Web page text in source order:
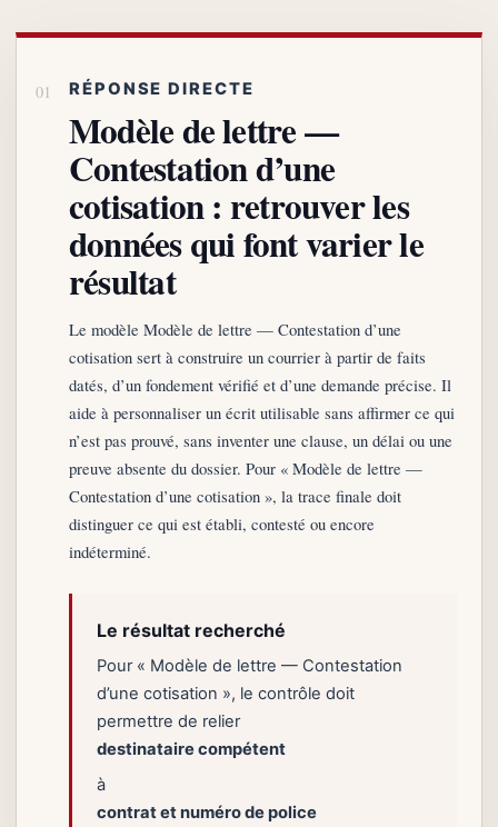
RÉPONSE DIRECTE
Modèle de lettre —
Contestation d’une
cotisation : retrouver les
données qui font varier le
résultat
Le modèle Modèle de lettre — Contestation d’une
cotisation sert à construire un courrier à partir de faits
datés, d’un fondement vérifié et d’une demande précise. Il
aide à personnaliser un écrit utilisable sans affirmer ce qui
n’est pas prouvé, sans inventer une clause, un délai ou une
preuve absente du dossier. Pour « Modèle de lettre —
Contestation d’une cotisation », la trace finale doit
distinguer ce qui est établi, contesté ou encore
indéterminé.
Le résultat recherché
Pour « Modèle de lettre — Contestation
d’une cotisation », le contrôle doit
permettre de relier
destinataire compétent
à
contrat et numéro de police